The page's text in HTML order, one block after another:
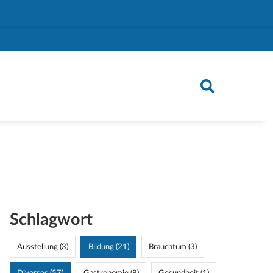
Schlagwort
Ausstellung (3) Bildung (21) Brauchtum (3)